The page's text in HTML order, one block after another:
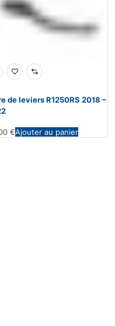
de leviers R1250RS 2018 –
€Ajouter au panier